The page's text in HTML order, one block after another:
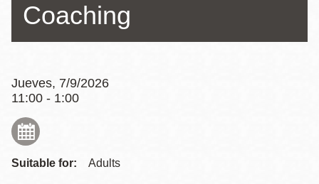
Coaching
Jueves, 7/9/2026
11:00 - 1:00
Suitable for: Adults